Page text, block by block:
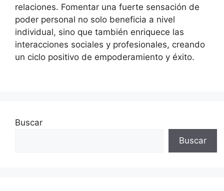
relaciones. Fomentar una fuerte sensación de
poder personal no solo beneficia a nivel
individual, sino que también enriquece las
interacciones sociales y profesionales, creando
un ciclo positivo de empoderamiento y éxito.
Buscar
Buscar